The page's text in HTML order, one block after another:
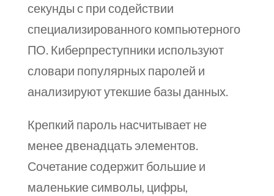
секунды с при содействии
специализированного компьютерного
ПО. Киберпреступники используют
словари популярных паролей и
анализируют утекшие базы данных.
Крепкий пароль насчитывает не
менее двенадцать элементов.
Сочетание содержит большие и
маленькие символы, цифры,